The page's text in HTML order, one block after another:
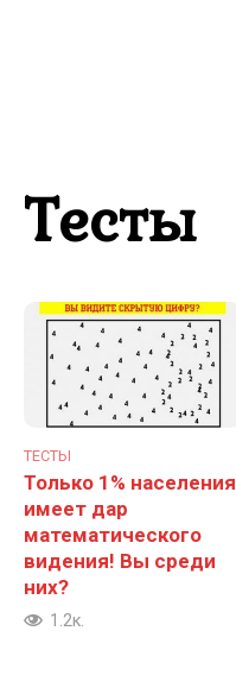
Тесты
ТЕСТЫ
Только 1% населения
имеет дар
математического
видения! Вы среди
них?
1.2к.